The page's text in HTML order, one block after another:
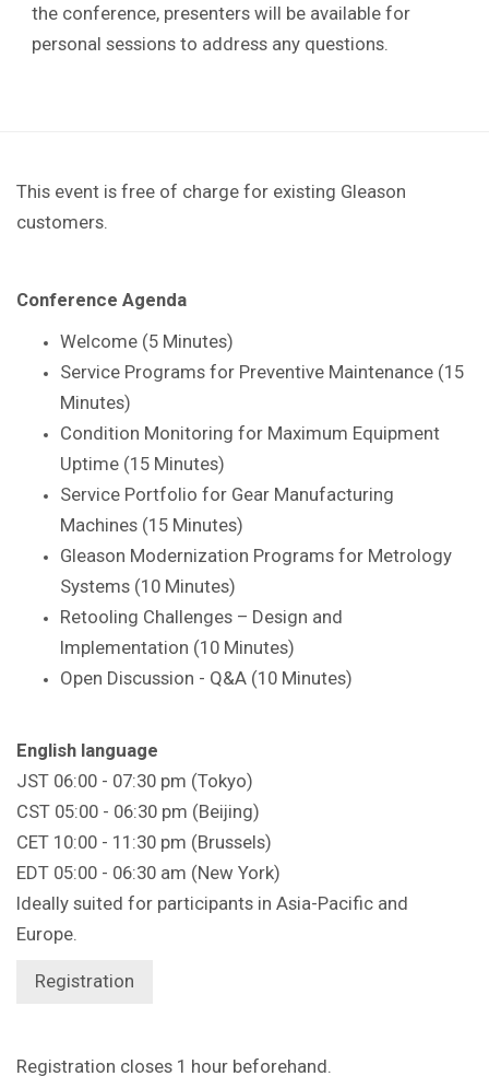
the conference, presenters will be available for
personal sessions to address any questions.
This event is free of charge for existing Gleason
customers.
Conference Agenda
Welcome (5 Minutes)
Service Programs for Preventive Maintenance (15
Minutes)
Condition Monitoring for Maximum Equipment
Uptime (15 Minutes)
Service Portfolio for Gear Manufacturing
Machines (15 Minutes)
Gleason Modernization Programs for Metrology
Systems (10 Minutes)
Retooling Challenges – Design and
Implementation (10 Minutes)
Open Discussion - Q&A (10 Minutes)
English language
JST 06:00 - 07:30 pm (Tokyo)
CST 05:00 - 06:30 pm (Beijing)
CET 10:00 - 11:30 pm (Brussels)
EDT 05:00 - 06:30 am (New York)
Ideally suited for participants in Asia-Pacific and
Europe.
Registration
Registration closes 1 hour beforehand.